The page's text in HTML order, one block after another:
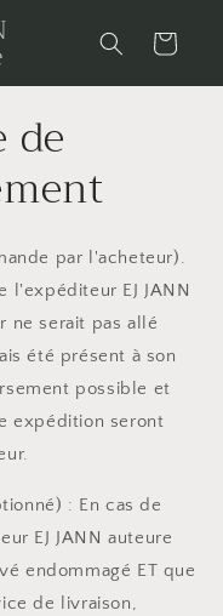
Panier
de
par l'acheteur).
l'expéditeur EJ JANN
ne serait pas allé
été présent à son
possible et
expédition seront
: En cas de
EJ JANN auteure
endommagé ET que
de livraison,